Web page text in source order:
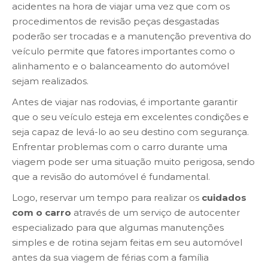
acidentes na hora de viajar uma vez que com os
procedimentos de revisão peças desgastadas
poderão ser trocadas e a manutenção preventiva do
veículo permite que fatores importantes como o
alinhamento e o balanceamento do automóvel
sejam realizados.
Antes de viajar nas rodovias, é importante garantir
que o seu veículo esteja em excelentes condições e
seja capaz de levá-lo ao seu destino com segurança.
Enfrentar problemas com o carro durante uma
viagem pode ser uma situação muito perigosa, sendo
que a revisão do automóvel é fundamental.
Logo, reservar um tempo para realizar os cuidados
com o carro através de um serviço de autocenter
especializado para que algumas manutenções
simples e de rotina sejam feitas em seu automóvel
antes da sua viagem de férias com a família